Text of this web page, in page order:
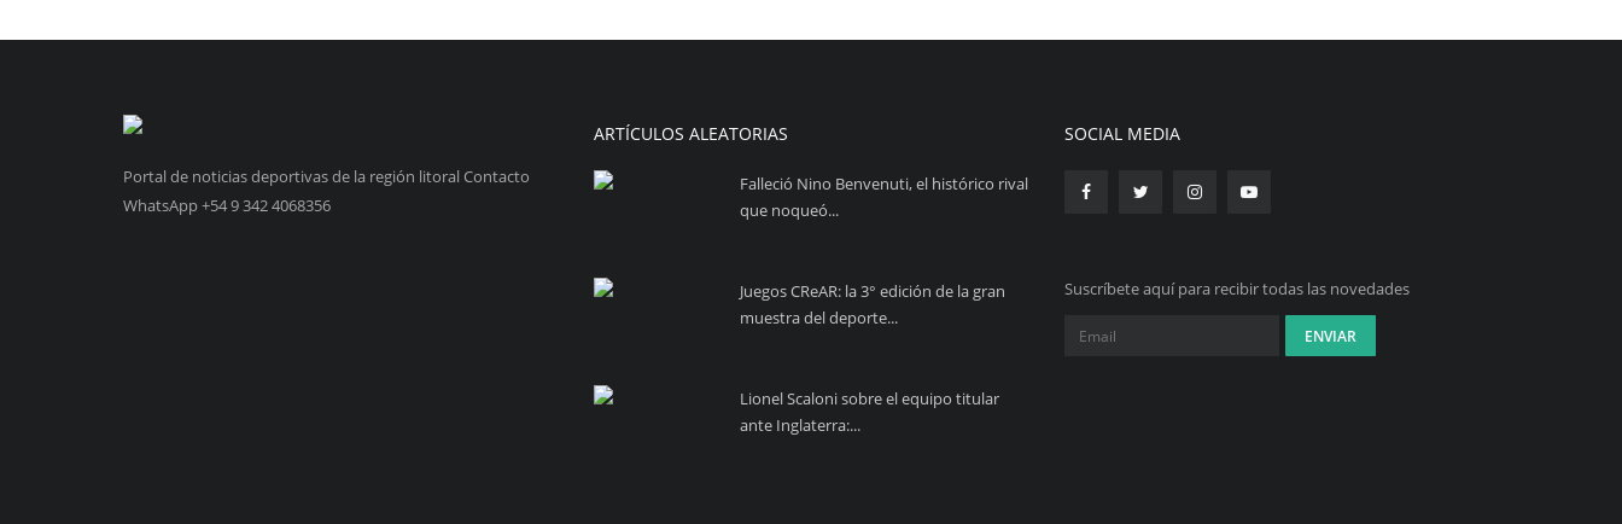
Portal de noticias deportivas de la región litoral Contacto
WhatsApp +54 9 342 4068356
ARTÍCULOS ALEATORIAS
Falleció Nino Benvenuti, el histórico rival
que noqueó...
Juegos CReAR: la 3° edición de la gran
muestra del deporte...
Lionel Scaloni sobre el equipo titular
ante Inglaterra:...
SOCIAL MEDIA
Suscríbete aquí para recibir todas las novedades